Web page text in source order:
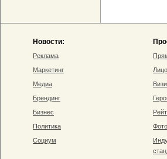
Новости:
Реклама
Маркетинг
Медиа
Брендинг
Бизнес
Политика
Социум